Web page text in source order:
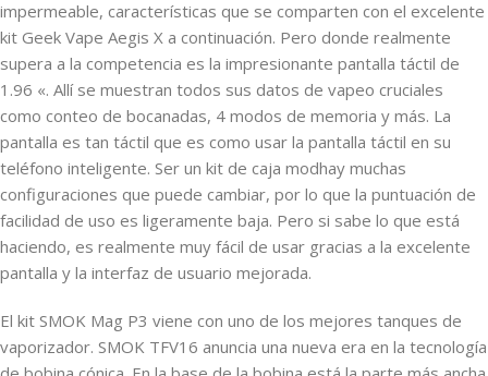
impermeable, características que se comparten con el excelente
kit Geek Vape Aegis X a continuación. Pero donde realmente
supera a la competencia es la impresionante pantalla táctil de
1.96 «. Allí se muestran todos sus datos de vapeo cruciales
como conteo de bocanadas, 4 modos de memoria y más. La
pantalla es tan táctil que es como usar la pantalla táctil en su
teléfono inteligente. Ser un kit de caja modhay muchas
configuraciones que puede cambiar, por lo que la puntuación de
facilidad de uso es ligeramente baja. Pero si sabe lo que está
haciendo, es realmente muy fácil de usar gracias a la excelente
pantalla y la interfaz de usuario mejorada.
El kit SMOK Mag P3 viene con uno de los mejores tanques de
vaporizador. SMOK TFV16 anuncia una nueva era en la tecnología